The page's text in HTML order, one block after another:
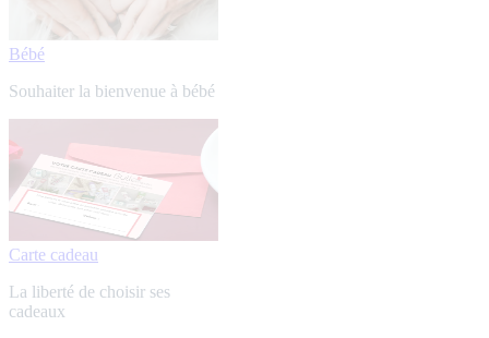
Bébé
Souhaiter la bienvenue à bébé
Carte cadeau
La liberté de choisir ses
cadeaux